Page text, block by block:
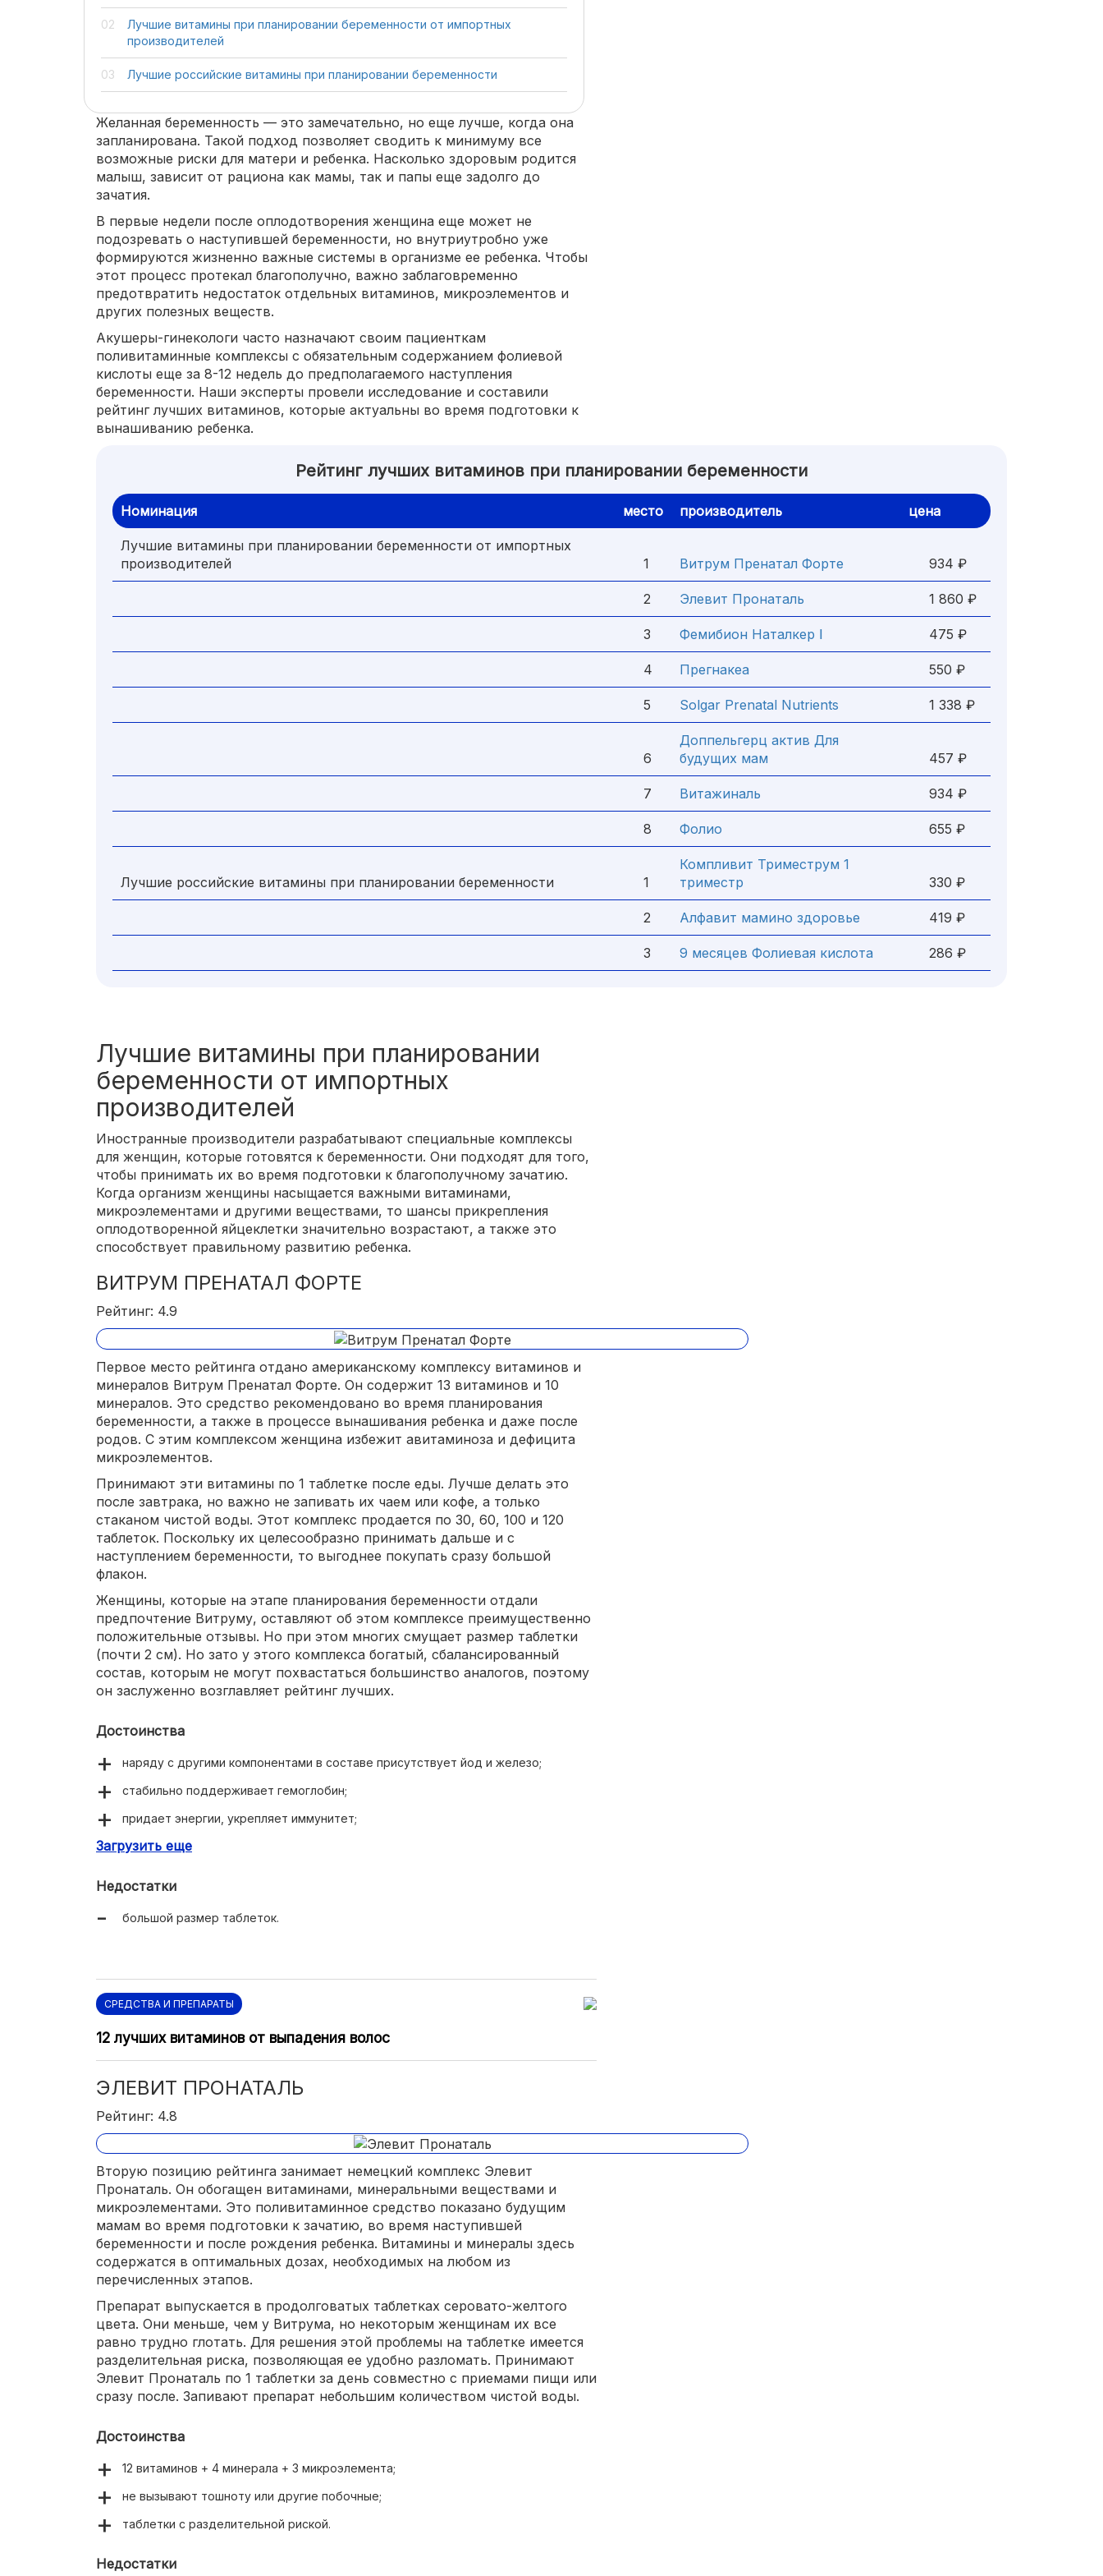
Лучшие витамины при планировании беременности от импортных
производителей
Лучшие российские витамины при планировании беременности
Желанная беременность — это замечательно, но еще лучше, когда она
запланирована. Такой подход позволяет сводить к минимуму все
возможные риски для матери и ребенка. Насколько здоровым родится
малыш, зависит от рациона как мамы, так и папы еще задолго до
зачатия.
В первые недели после оплодотворения женщина еще может не
подозревать о наступившей беременности, но внутриутробно уже
формируются жизненно важные системы в организме ее ребенка. Чтобы
этот процесс протекал благополучно, важно заблаговременно
предотвратить недостаток отдельных витаминов, микроэлементов и
других полезных веществ.
Акушеры-гинекологи часто назначают своим пациенткам
поливитаминные комплексы с обязательным содержанием фолиевой
кислоты еще за 8-12 недель до предполагаемого наступления
беременности. Наши эксперты провели исследование и составили
рейтинг лучших витаминов, которые актуальны во время подготовки к
вынашиванию ребенка.
Рейтинг лучших витаминов при планировании беременности
Номинация место производитель цена
Лучшие витамины при планировании беременности от импортных
производителей
1 Витрум Пренатал Форте 934 ₽
2 Элевит Пронаталь 1 860 ₽
3 Фемибион Наталкер Ⅰ 475 ₽
4 Прегнакеа 550 ₽
5 Solgar Prenatal Nutrients 1 338 ₽
6
Доппельгерц актив Для
будущих мам
457 ₽
7 Витажиналь 934 ₽
8 Фолио 655 ₽
Лучшие российские витамины при планировании беременности 1
Компливит Триместрум 1
триместр
330 ₽
2 Алфавит мамино здоровье 419 ₽
3 9 месяцев Фолиевая кислота 286 ₽
Лучшие витамины при планировании
беременности от импортных
производителей
Иностранные производители разрабатывают специальные комплексы
для женщин, которые готовятся к беременности. Они подходят для того,
чтобы принимать их во время подготовки к благополучному зачатию.
Когда организм женщины насыщается важными витаминами,
микроэлементами и другими веществами, то шансы прикрепления
оплодотворенной яйцеклетки значительно возрастают, а также это
способствует правильному развитию ребенка.
ВИТРУМ ПРЕНАТАЛ ФОРТЕ
Рейтинг: 4.9
Первое место рейтинга отдано американскому комплексу витаминов и
минералов Витрум Пренатал Форте. Он содержит 13 витаминов и 10
минералов. Это средство рекомендовано во время планирования
беременности, а также в процессе вынашивания ребенка и даже после
родов. С этим комплексом женщина избежит авитаминоза и дефицита
микроэлементов.
Принимают эти витамины по 1 таблетке после еды. Лучше делать это
после завтрака, но важно не запивать их чаем или кофе, а только
стаканом чистой воды. Этот комплекс продается по 30, 60, 100 и 120
таблеток. Поскольку их целесообразно принимать дальше и с
наступлением беременности, то выгоднее покупать сразу большой
флакон.
Женщины, которые на этапе планирования беременности отдали
предпочтение Витруму, оставляют об этом комплексе преимущественно
положительные отзывы. Но при этом многих смущает размер таблетки
(почти 2 см). Но зато у этого комплекса богатый, сбалансированный
состав, которым не могут похвастаться большинство аналогов, поэтому
он заслуженно возглавляет рейтинг лучших.
Достоинства
наряду с другими компонентами в составе присутствует йод и железо;
стабильно поддерживает гемоглобин;
придает энергии, укрепляет иммунитет;
с ними зачатие случается в разы быстрее.
Загрузить еще
Недостатки
большой размер таблеток.
СРЕДСТВА И ПРЕПАРАТЫ
12 лучших витаминов от выпадения волос
ЭЛЕВИТ ПРОНАТАЛЬ
Рейтинг: 4.8
Вторую позицию рейтинга занимает немецкий комплекс Элевит
Пронаталь. Он обогащен витаминами, минеральными веществами и
микроэлементами. Это поливитаминное средство показано будущим
мамам во время подготовки к зачатию, во время наступившей
беременности и после рождения ребенка. Витамины и минералы здесь
содержатся в оптимальных дозах, необходимых на любом из
перечисленных этапов.
Препарат выпускается в продолговатых таблетках серовато-желтого
цвета. Они меньше, чем у Витрума, но некоторым женщинам их все
равно трудно глотать. Для решения этой проблемы на таблетке имеется
разделительная риска, позволяющая ее удобно разломать. Принимают
Элевит Пронаталь по 1 таблетки за день совместно с приемами пищи или
сразу после. Запивают препарат небольшим количеством чистой воды.
Достоинства
12 витаминов + 4 минерала + 3 микроэлемента;
не вызывают тошноту или другие побочные;
таблетки с разделительной риской.
Недостатки